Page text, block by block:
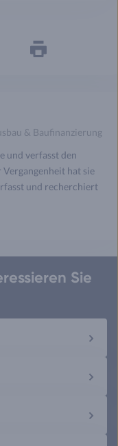
& Baufinanzierung
und verfasst den
hat sie
und recherchiert
Sie